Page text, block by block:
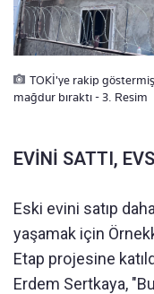
TOKİ'ye rakip
mağdur bıraktı - 3. Resim
EVİNİ SATTI,
Eski evini satıp
yaşamak için
Etap projesine
Erdem Sertkaya,